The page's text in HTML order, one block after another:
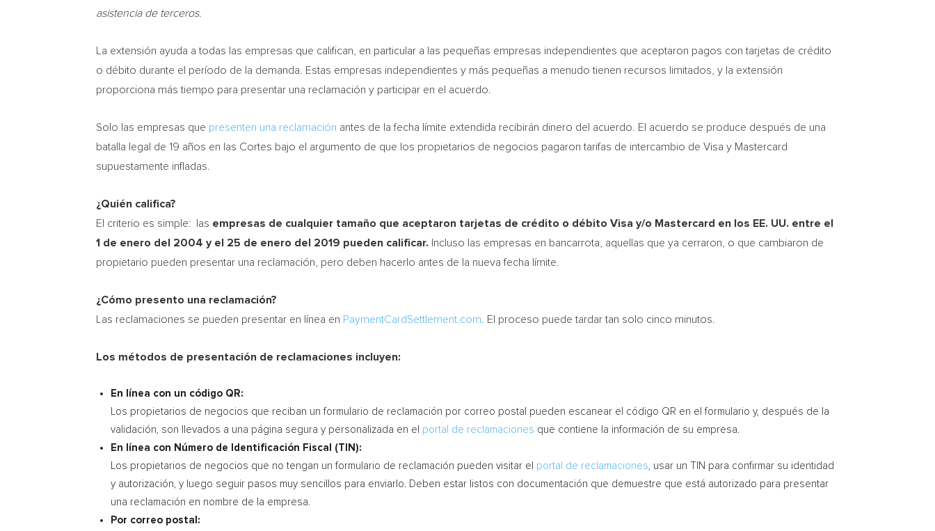
asistencia de terceros.
La extensión ayuda a todas las empresas que califican, en particular a las pequeñas empresas independientes que aceptaron pagos con tarjetas de crédito
o débito durante el período de la demanda. Estas empresas independientes y más pequeñas a menudo tienen recursos limitados, y la extensión
proporciona más tiempo para presentar una reclamación y participar en el acuerdo.
Solo las empresas que presenten una reclamación antes de la fecha límite extendida recibirán dinero del acuerdo. El acuerdo se produce después de una
batalla legal de 19 años en las Cortes bajo el argumento de que los propietarios de negocios pagaron tarifas de intercambio de Visa y Mastercard
supuestamente infladas.
¿Quién califica?
El criterio es simple: las empresas de cualquier tamaño que aceptaron tarjetas de crédito o débito Visa y/o Mastercard en los EE. UU. entre el
1 de enero del 2004 y el 25 de enero del 2019 pueden calificar. Incluso las empresas en bancarrota, aquellas que ya cerraron, o que cambiaron de
propietario pueden presentar una reclamación, pero deben hacerlo antes de la nueva fecha límite.
¿Cómo presento una reclamación?
Las reclamaciones se pueden presentar en línea en PaymentCardSettlement.com . El proceso puede tardar tan solo cinco minutos.
Los métodos de presentación de reclamaciones incluyen:
En línea con un código QR:
Los propietarios de negocios que reciban un formulario de reclamación por correo postal pueden escanear el código QR en el formulario y, después de la
validación, son llevados a una página segura y personalizada en el portal de reclamaciones que contiene la información de su empresa.
En línea con Número de Identificación Fiscal (TIN):
Los propietarios de negocios que no tengan un formulario de reclamación pueden visitar el portal de reclamaciones, usar un TIN para confirmar su identidad
y autorización, y luego seguir pasos muy sencillos para enviarlo. Deben estar listos con documentación que demuestre que está autorizado para presentar
una reclamación en nombre de la empresa.
Por correo postal: